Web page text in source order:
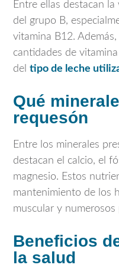
Entre ellas destacan
del grupo B,
vitamina B12.
cantidades de
del tipo de leche
Qué
requesón
Entre los minerales
destacan el calcio, el
magnesio. Estos
mantenimiento de los
muscular y
Beneficios
la salud